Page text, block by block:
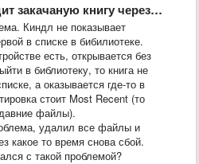
книгу через USB.
Киндл не показывает
в списке в бибилиотеке.
есть, открывается без
в библиотеку, то книга не
а оказывается где-то в
стоит Most Recent (то
файлы).
удалил все файлы и
какое то время снова сбой.
с такой проблемой?